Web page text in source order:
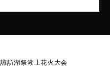
諏訪湖祭湖上花火大会